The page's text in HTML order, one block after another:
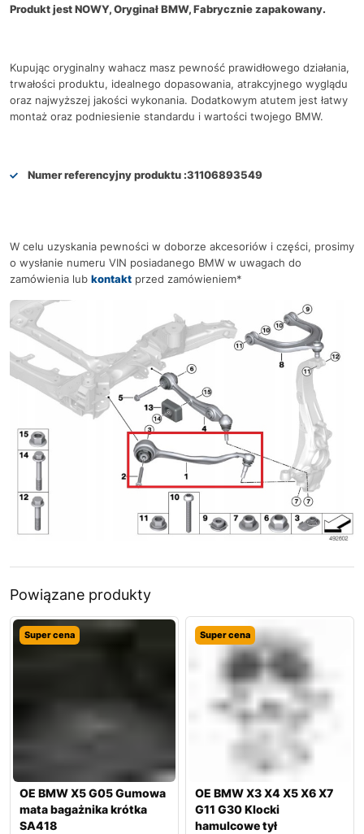
Produkt jest NOWY, Oryginał BMW, Fabrycznie zapakowany.
Kupując oryginalny wahacz masz pewność prawidłowego działania,
trwałości produktu, idealnego dopasowania, atrakcyjnego wyglądu
oraz najwyższej jakości wykonania. Dodatkowym atutem jest łatwy
montaż oraz podniesienie standardu i wartości twojego BMW.
Numer referencyjny produktu :31106893549
W celu uzyskania pewności w doborze akcesoriów i części, prosimy
o wysłanie numeru VIN posiadanego BMW w uwagach do
zamówienia lub kontakt przed zamówieniem*
Powiązane produkty
Super cena
OE BMW X5 G05 Gumowa
mata bagażnika krótka
SA418
Super cena
OE BMW X3 X4 X5 X6 X7
G11 G30 Klocki
hamulcowe tył